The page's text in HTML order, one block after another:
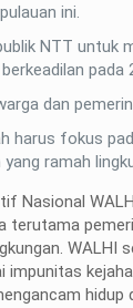
ini.
NTT untuk
pada
dan
harus fokus
ramah
Nasional
terutama
WALHI
hidup